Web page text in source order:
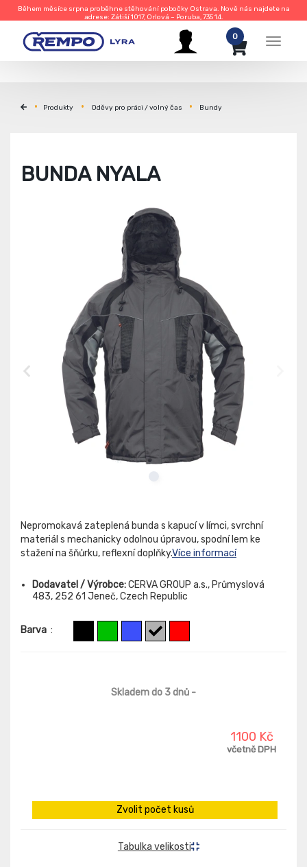
Během měsíce srpna proběhne stěhování pobočky Ostrava. Nově nás najdete na
adrese: Zátiší 1017, Orlová – Poruba, 735 14.
Menu
0
Produkty Oděvy pro práci / volný čas Bundy
BUNDA NYALA
Nepromokavá zateplená bunda s kapucí v límci, svrchní
materiál s mechanicky odolnou úpravou, spodní lem ke
stažení na šňůrku, reflexní doplňky.Více informací
Dodavatel / Výrobce:CERVA GROUP a.s., Průmyslová
483, 252 61 Jeneč, Czech Republic
Barva :
Skladem do 3 dnů -
1100 Kč
včetně DPH
Zvolit počet kusů
Tabulka velikosti